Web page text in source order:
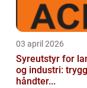
03 april 2026
Syreutstyr for
og industri: trygg
håndter...